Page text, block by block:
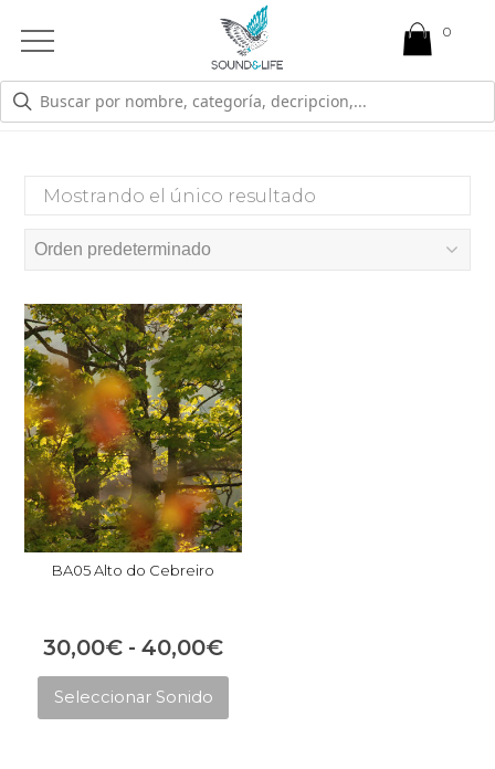
Open
Menu
POBREZA
Mostrando el único resultado
BA05 Alto do Cebreiro
30,00€ - 40,00€Rango
de
precios:
Seleccionar Sonido
Este
0